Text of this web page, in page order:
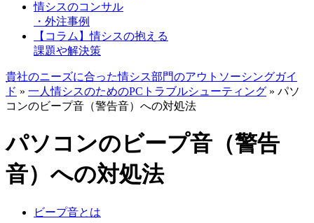
情シスのコンサル
・外注事例
【コラム】情シスの抱える
課題や解決策
貴社のニーズに合った情シス部門のアウトソーシングガイ
ド » 一人情シスのためのPCトラブルシューティング » パソ
コンのビープ音（警告音）への対処法
パソコンのビープ音（警告
音）への対処法
ビープ音とは